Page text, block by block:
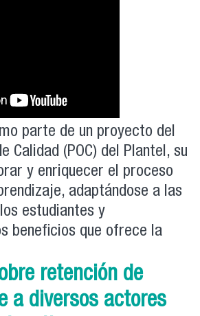
parte de un proyecto del
Calidad (POC) del Plantel, su
y enriquecer el proceso
adaptándose a las
estudiantes y
beneficios que ofrece la
retención de
a diversos actores